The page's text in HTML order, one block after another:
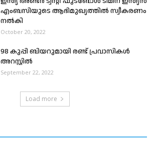
എംബസിയുടെ ആഭിമുഖ്യത്തിൽ സ്വീകരണം
നൽകി
October 20, 2022
98 കുപ്പി ബിയറുമായി രണ്ട് പ്രവാസികൾ
അറസ്റ്റിൽ
September 22, 2022
Load more